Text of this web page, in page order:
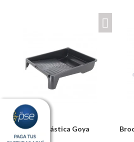
Bandeja Plástica Goya